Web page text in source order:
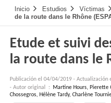
Navigation
principale
Inicio Estudios Víctimas
de la route dans le Rhône
Etude et suivi
la route dans le
Publicación el 04/04/2019 - Actualización
- Autor original :
Martine Hours, Pierette
Chossegros, Hélène Tardy, Charlène